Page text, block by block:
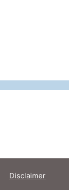
Disclaimer